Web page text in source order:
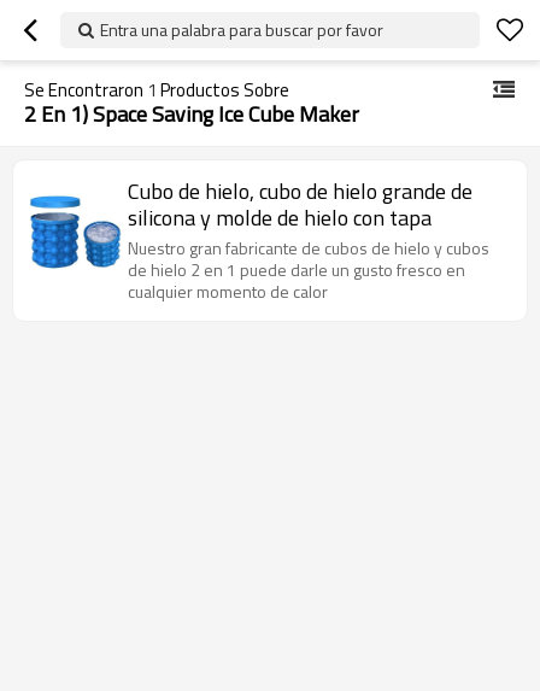
Entra una palabra para buscar por favor
Se Encontraron 1 Productos Sobre
2 En 1) Space Saving Ice Cube Maker
Cubo de hielo, cubo de hielo grande de
silicona y molde de hielo con tapa
Nuestro gran fabricante de cubos de hielo y cubos
de hielo 2 en 1 puede darle un gusto fresco en
cualquier momento de calor